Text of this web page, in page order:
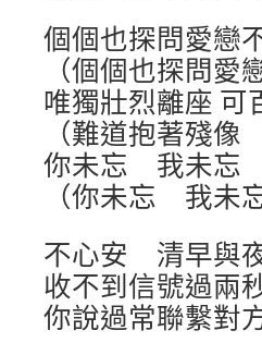
個個也探問愛戀
（個個也探問愛
唯獨壯烈離座 可
（難道抱著殘像
你未忘 我未忘
（你未忘 我未
不心安 清早與
收不到信號過兩
你說過常聯繫對